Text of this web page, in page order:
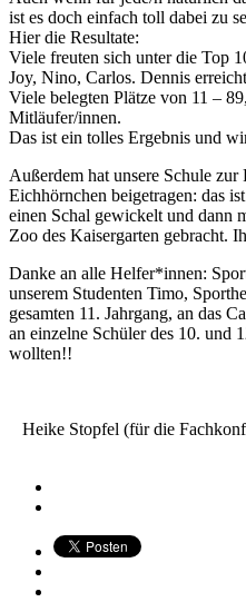
ist es doch einfach toll dabei zu
Hier die Resultate:
Viele freuten sich unter die Top
Joy, Nino, Carlos. Dennis
Viele belegten Plätze von 11 –
Mitläufer/innen.
Das ist ein tolles Ergebnis und
Außerdem hat unsere Schule zur
Eichhörnchen beigetragen: das
einen Schal gewickelt und dann
Zoo des Kaisergarten gebracht.
Danke an alle Helfer*innen:
unserem Studenten Timo,
gesamten 11. Jahrgang, an das
an einzelne Schüler des 10. und
wollten!!
Heike Stopfel (für die